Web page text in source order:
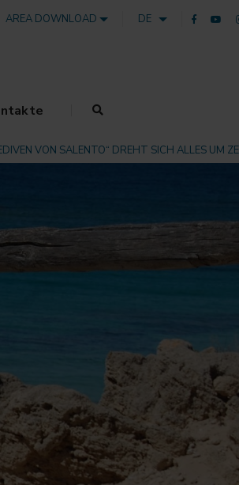
AREA DOWNLOAD DE
VON SALENTO“ DREHT SICH ALLES UM